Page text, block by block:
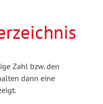
Zahl bzw. den
dann eine